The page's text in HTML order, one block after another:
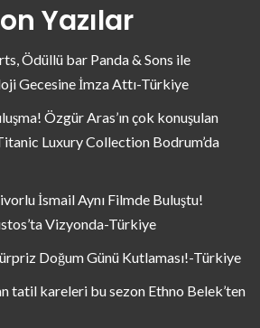
Yazılar
Ödüllü bar Panda & Sons ile
Gecesine İmza Attı-Türkiye
Özgür Aras’ın çok konuşulan
Luxury Collection Bodrum’da
İsmail Aynı Filmde Buluştu!
Vizyonda-Türkiye
Doğum Günü Kutlaması!-Türkiye
tatil kareleri bu sezon Ethno Belek’ten